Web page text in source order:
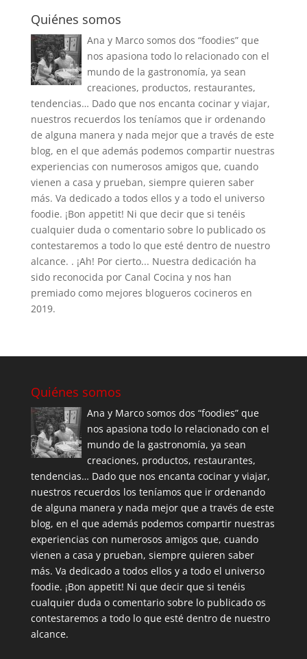
Quiénes somos
Ana y Marco somos dos “foodies” que
nos apasiona todo lo relacionado con el
mundo de la gastronomía, ya sean
creaciones, productos, restaurantes,
tendencias… Dado que nos encanta cocinar y viajar,
nuestros recuerdos los teníamos que ir ordenando
de alguna manera y nada mejor que a través de este
blog, en el que además podemos compartir nuestras
experiencias con numerosos amigos que, cuando
vienen a casa y prueban, siempre quieren saber
más. Va dedicado a todos ellos y a todo el universo
foodie. ¡Bon appetit! Ni que decir que si tenéis
cualquier duda o comentario sobre lo publicado os
contestaremos a todo lo que esté dentro de nuestro
alcance. . ¡Ah! Por cierto... Nuestra dedicación ha
sido reconocida por Canal Cocina y nos han
premiado como mejores blogueros cocineros en
2019.
Quiénes somos
Ana y Marco somos dos “foodies” que
nos apasiona todo lo relacionado con el
mundo de la gastronomía, ya sean
creaciones, productos, restaurantes,
tendencias… Dado que nos encanta cocinar y viajar,
nuestros recuerdos los teníamos que ir ordenando
de alguna manera y nada mejor que a través de este
blog, en el que además podemos compartir nuestras
experiencias con numerosos amigos que, cuando
vienen a casa y prueban, siempre quieren saber
más. Va dedicado a todos ellos y a todo el universo
foodie. ¡Bon appetit! Ni que decir que si tenéis
cualquier duda o comentario sobre lo publicado os
contestaremos a todo lo que esté dentro de nuestro
alcance.